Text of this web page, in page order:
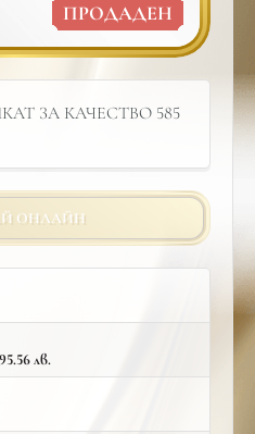
ПРОДАДЕН
ЗА КАЧЕСТВО 585
ОНЛАЙН
лв.